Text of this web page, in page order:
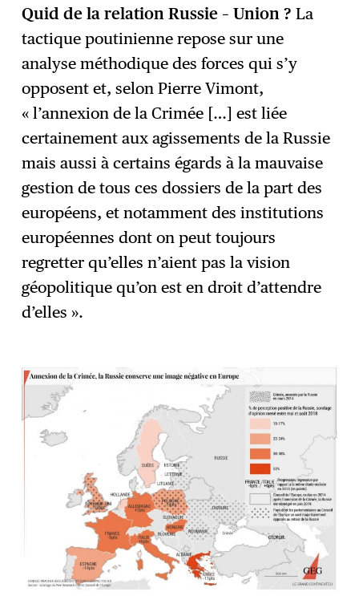
Quid de la relation Russie – Union ?La
tactique poutinienne repose sur une
analyse méthodique des forces qui s’y
opposent et, selon Pierre Vimont,
« l’annexion de la Crimée […] est liée
certainement aux agissements de la Russie
mais aussi à certains égards à la mauvaise
gestion de tous ces dossiers de la part des
européens, et notamment des institutions
européennes dont on peut toujours
regretter qu’elles n’aient pas la vision
géopolitique qu’on est en droit d’attendre
d’elles ».